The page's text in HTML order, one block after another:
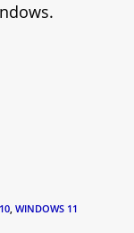
, WINDOWS 11